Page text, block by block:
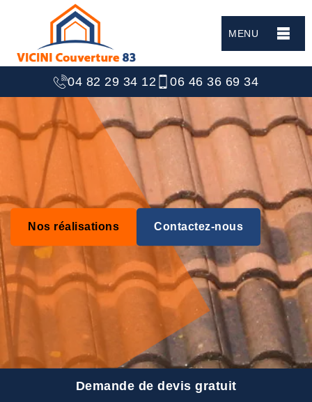
MENU
04 82 29 34 12 06 46 36 69 34
Nos réalisations Contactez-nous
Demande de devis gratuit